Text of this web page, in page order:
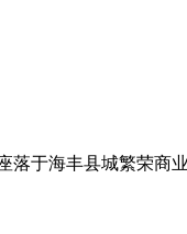
于海丰县城繁荣商